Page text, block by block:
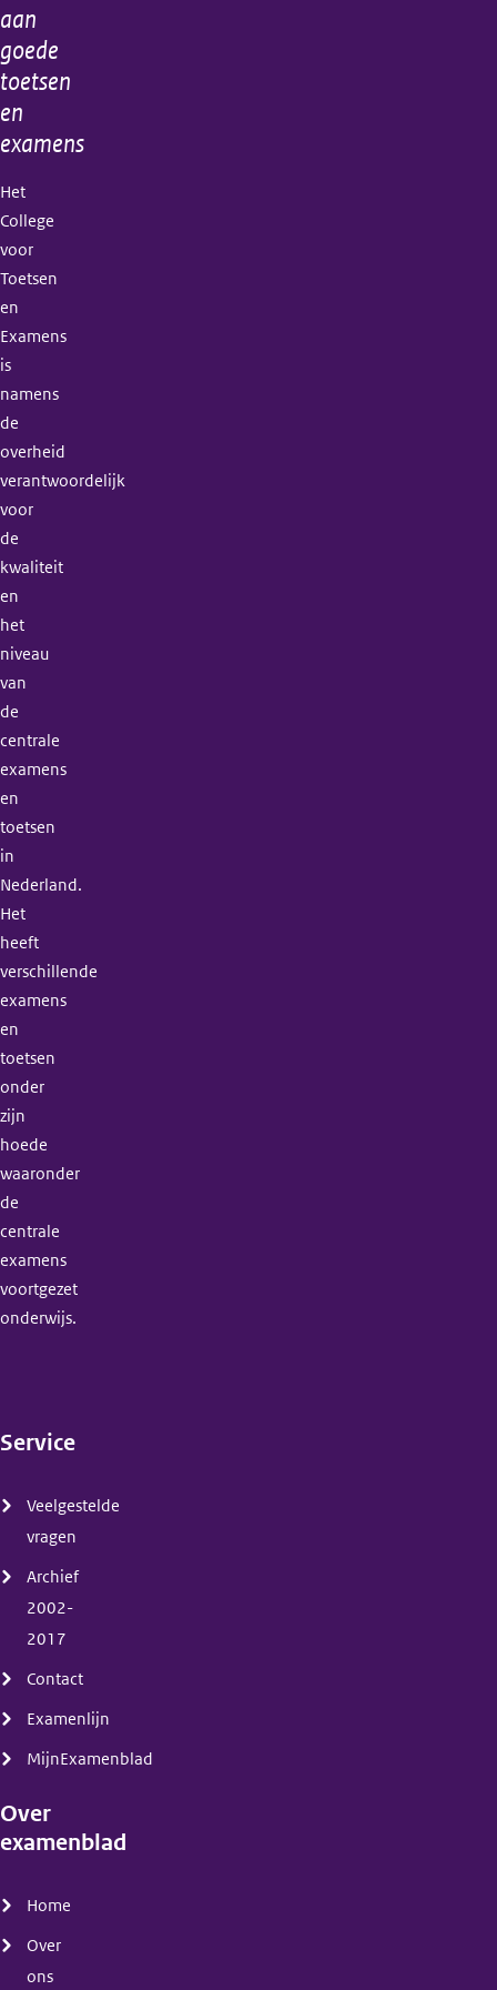
aan
goede
toetsen
en
examens
Het
College
voor
Toetsen
en
Examens
is
namens
de
overheid
verantwoordelijk
voor
de
kwaliteit
en
het
niveau
van
de
centrale
examens
en
toetsen
in
Nederland.
Het
heeft
verschillende
examens
en
toetsen
onder
zijn
hoede
waaronder
de
centrale
examens
voortgezet
onderwijs.
Service
Veelgestelde
vragen
Archief
2002-
2017
Contact
Examenlijn
MijnExamenblad
Over
examenblad
Home
Over
ons